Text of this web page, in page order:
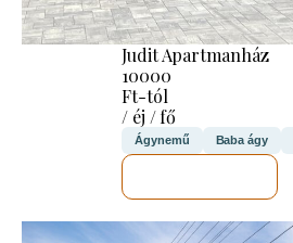
Judit Apartmanház
10000
Ft-tól
/ éj / fő
Ágynemű Baba ágy